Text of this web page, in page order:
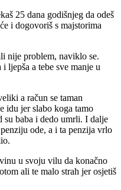
25 dana godišnjeg da odeš
i dogovoriš s majstorima
nije problem, naviklo se.
ljepša a tebe sve manje u
a račun se taman
idu jer slabo koga tamo
su baba i dedo umrli. I dalje
ode, a i ta penzija vrlo
u svoju vilu da konačno
ali te malo strah jer osjetiš